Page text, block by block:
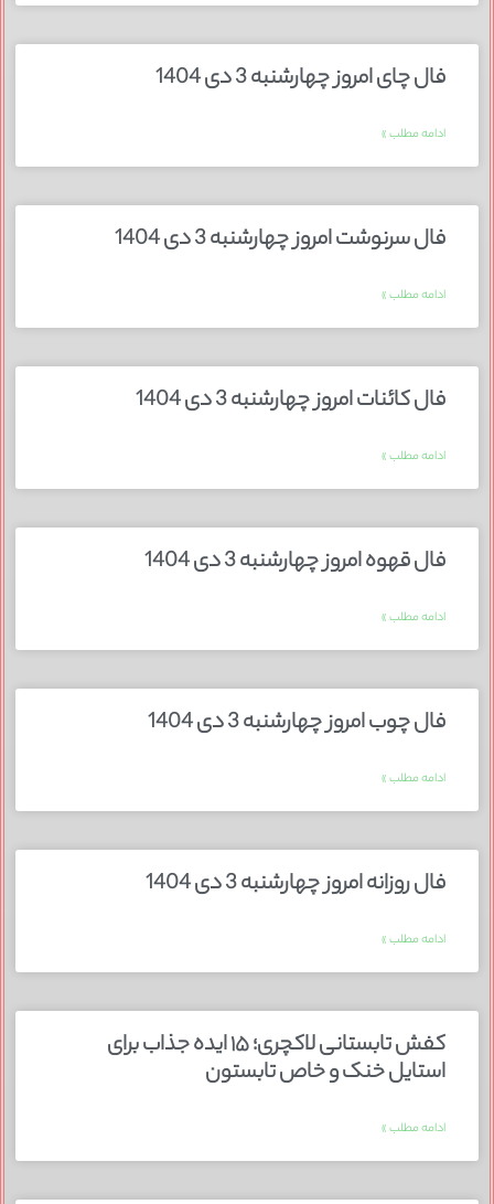
فال چای امروز چهارشنبه 3 دی 1404
ادامه مطلب »
فال سرنوشت امروز چهارشنبه 3 دی 1404
ادامه مطلب »
فال کائنات امروز چهارشنبه 3 دی 1404
ادامه مطلب »
فال قهوه امروز چهارشنبه 3 دی 1404
ادامه مطلب »
فال چوب امروز چهارشنبه 3 دی 1404
ادامه مطلب »
فال روزانه امروز چهارشنبه 3 دی 1404
ادامه مطلب »
کفش تابستانی لاکچری؛ ۱۵ ایده‌ جذاب برای
استایل خنک و خاص تابستون
ادامه مطلب »